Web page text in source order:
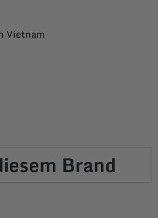
Vietnam
Brand​